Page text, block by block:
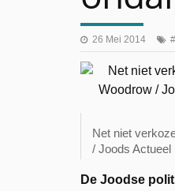
26 Mei 2014
Net niet
/ Joods Actueel
De Joodse